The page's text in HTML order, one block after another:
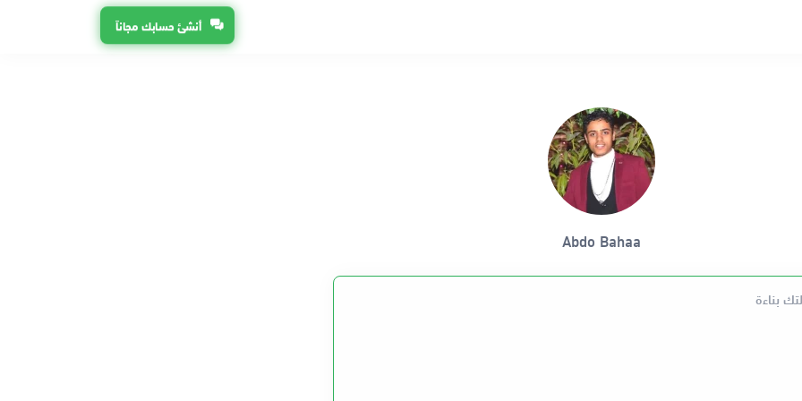
أنشئ حسابك مجاناً
Abdo Bahaa